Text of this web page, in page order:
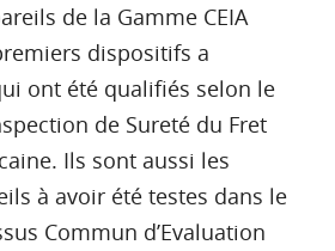
de la Gamme CEIA
dispositifs a
ont été qualifiés selon le
de Sureté du Fret
Ils sont aussi les
à avoir été testes dans le
Commun d’Evaluation